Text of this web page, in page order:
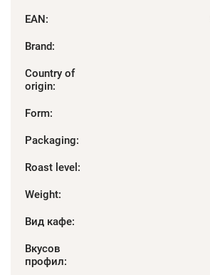
EAN:
Brand:
Country of
origin:
Form:
Packaging:
Roast level :
Weight:
Вид кафе:
Вкусов
профил: